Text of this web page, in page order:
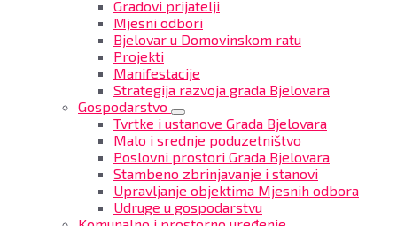
Gradovi prijatelji
Mjesni odbori
Bjelovar u Domovinskom ratu
Projekti
Manifestacije
Strategija razvoja grada Bjelovara
Gospodarstvo
Tvrtke i ustanove Grada Bjelovara
Malo i srednje poduzetništvo
Poslovni prostori Grada Bjelovara
Stambeno zbrinjavanje i stanovi
Upravljanje objektima Mjesnih odbora
Udruge u gospodarstvu